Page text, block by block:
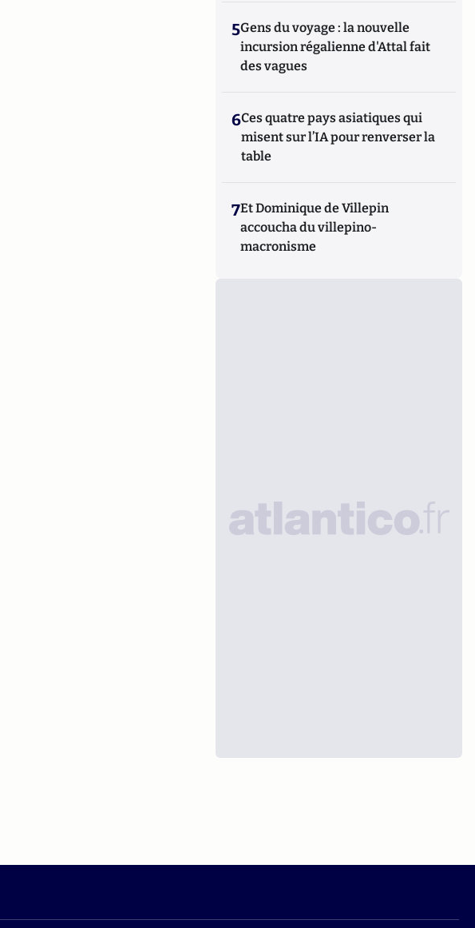
5Gens du voyage : la nouvelle
incursion régalienne d'Attal fait
des vagues
6Ces quatre pays asiatiques qui
misent sur l’IA pour renverser la
table
7Et Dominique de Villepin
accoucha du villepino-
macronisme